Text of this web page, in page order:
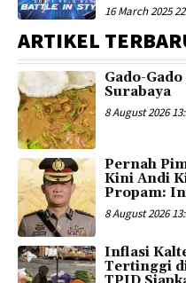
16 March 2025
ARTIKEL
Gado-
Surabaya
8 August 2026
Pernah
Kini Andi
Propam:
8 August 2026
Inflasi
Tertinggi